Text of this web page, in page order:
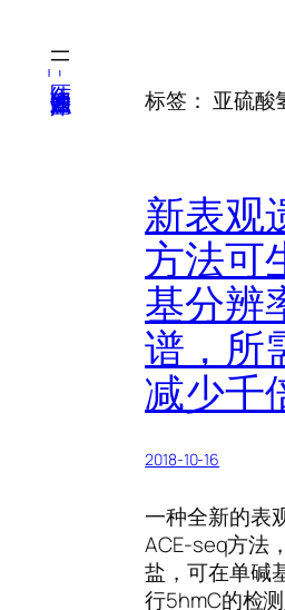
标签： 亚硫酸
新表观
方法可
基分辨
谱，所
减少千
2018-10-16
一种全新的表
ACE-seq方法
盐，可在单碱
行5hmC的检